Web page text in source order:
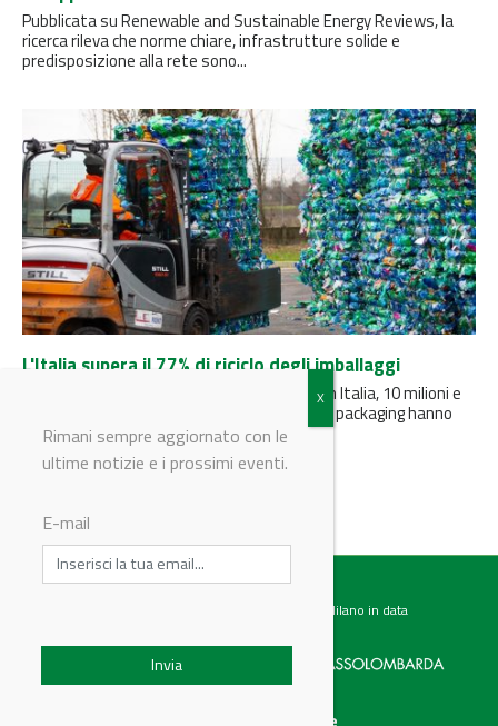
Pubblicata su Renewable and Sustainable Energy Reviews, la
ricerca rileva che norme chiare, infrastrutture solide e
predisposizione alla rete sono...
L'Italia supera il 77% di riciclo degli imballaggi
La Relazione generale CONAI annuncia che, in Italia, 10 milioni e
970mila tonnellate di materiali derivanti dal packaging hanno
trovato...
Testata giornalistica registrata presso il Tribunale di Milano in data
Rimani sempre aggiornato con le
ultime notizie e i prossimi eventi.
E-mail